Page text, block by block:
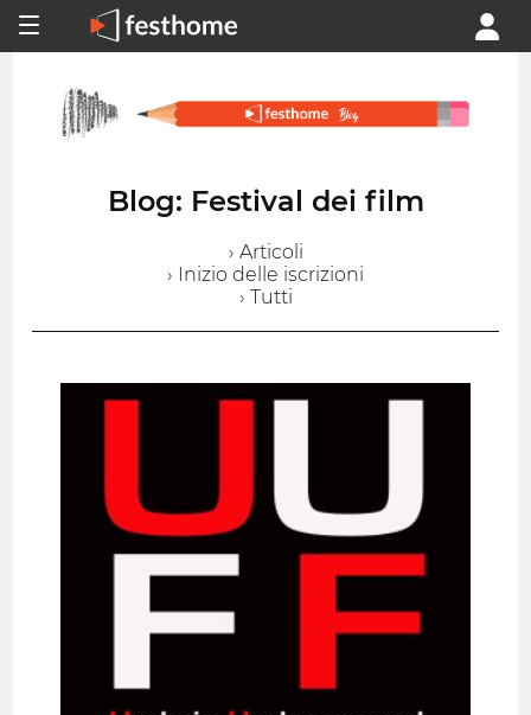
Blog: Festival dei film
› Articoli
› Inizio delle iscrizioni
› Tutti